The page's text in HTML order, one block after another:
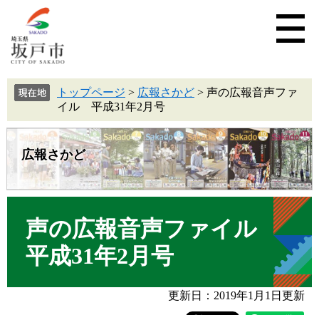
トップページ > 広報さかど > 声の広報音声ファ
イル 平成31年2月号
広報さかど
声の広報音声ファイル
平成31年2月号
更新日：2019年1月1日更新